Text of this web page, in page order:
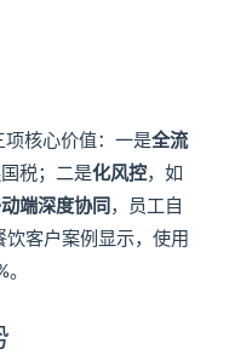
核心价值：一是全流
税；二是化风控，如
端深度协同 ，员工自
客户案例显示，使用